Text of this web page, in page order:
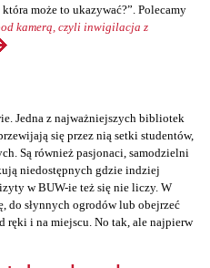
może to ukazywać?”. Polecamy
kamerą, czyli inwigilacja z
Jedna z najważniejszych bibliotek
się przez nią setki studentów,
Są również pasjonaci, samodzielni
niedostępnych gdzie indziej
w BUW-ie też się nie liczy. W
do słynnych ogrodów lub obejrzeć
ręki i na miejscu. No tak, ale najpierw